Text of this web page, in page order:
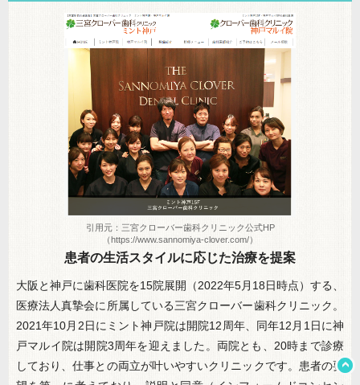
引用元：三宮クローバー歯科クリニック公式HP
（https://www.sannomiya-clover.com/）
患者の生活スタイルに応じた治療を提案
大阪と神戸に歯科医院を15院展開（2022年5月18日時点）する、
医療法人真摯会に所属している三宮クローバー歯科クリニック。
2021年10月2日にミント神戸院は開院12周年、同年12月1日に神
戸マルイ院は開院3周年を迎えました。両院とも、20時まで診療
しており、仕事との両立が叶いやすいクリニックです。患者の要